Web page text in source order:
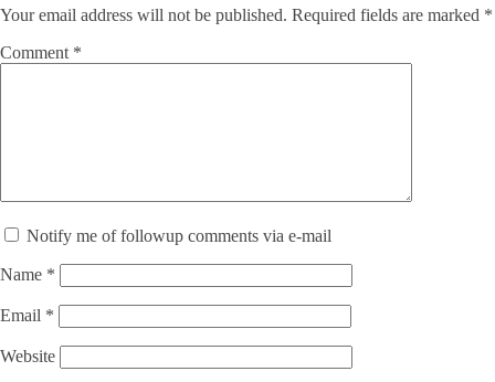
Your email address will not be published. Required fields are marked *
Comment *
Notify me of followup comments via e-mail
Name *
Email *
Website